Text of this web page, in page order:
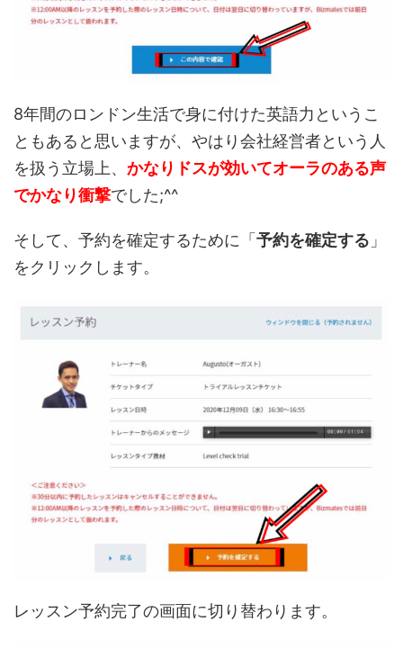
8年間のロンドン生活で身に付けた英語力というこ
ともあると思いますが、やはり会社経営者という人
を扱う立場上、 かなりドスが効いてオーラのある声
でかなり衝撃でした;^^
そして、予約を確定するために「予約を確定する 」
をクリックします。
レッスン予約完了の画面に切り替わります。